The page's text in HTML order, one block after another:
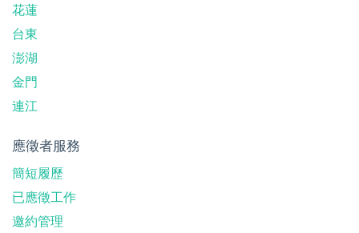
花蓮
台東
澎湖
金門
連江
應徵者服務
簡短履歷
已應徵工作
邀約管理